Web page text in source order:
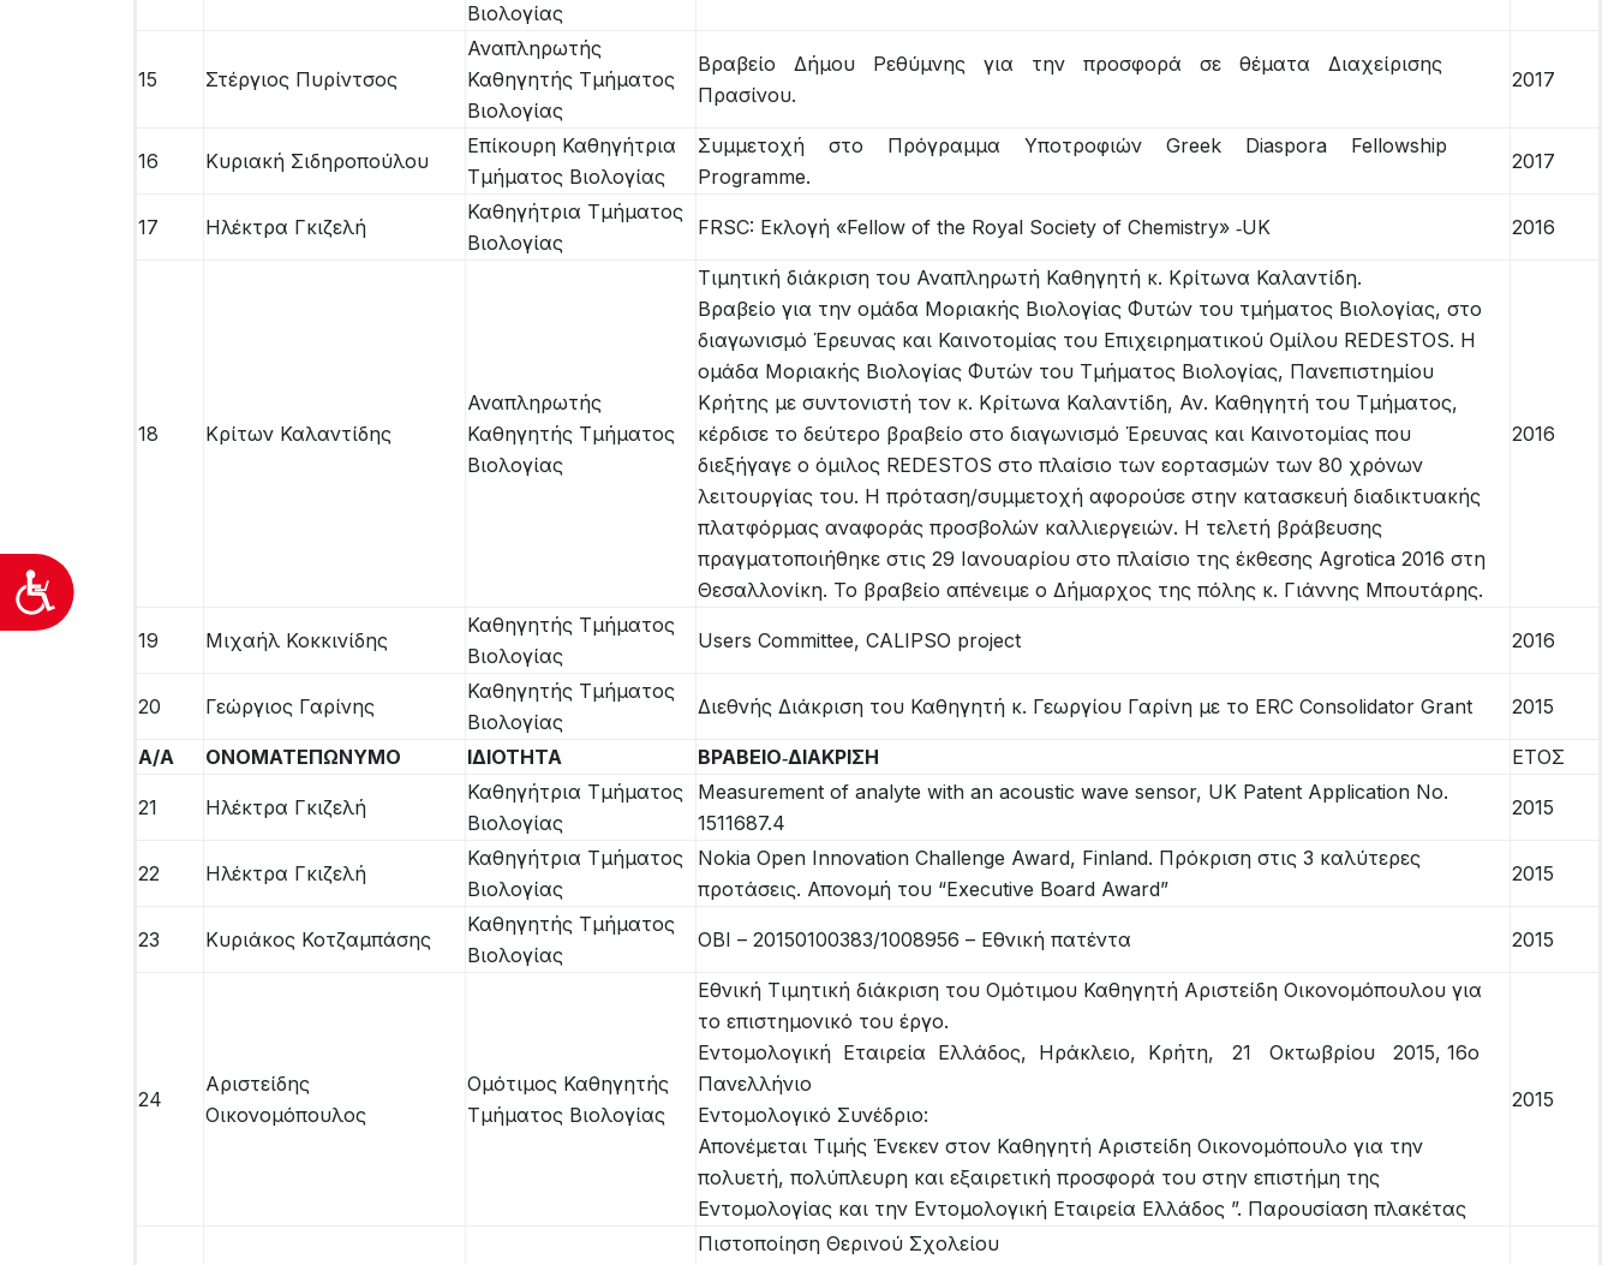
Προσιτότητα
Βιολογίας
15 Στέργιος Πυρίντσος
Αναπληρωτής
Καθηγητής Τμήματος
Βιολογίας
Βραβείο Δήμου Ρεθύμνης για την προσφορά σε θέματα Διαχείρισης
Πρασίνου.
2017
16 Κυριακή Σιδηροπούλου
Επίκουρη Καθηγήτρια
Τμήματος Βιολογίας
Συμμετοχή στο Πρόγραμμα Υποτροφιών Greek Diaspora Fellowship
Programme.
2017
17 Ηλέκτρα Γκιζελή
Καθηγήτρια Τμήματος
Βιολογίας
FRSC: Εκλογή «Fellow of the Royal Society of Chemistry» ‐UK 2016
18 Κρίτων Καλαντίδης
Αναπληρωτής
Καθηγητής Τμήματος
Βιολογίας
Τιμητική διάκριση του Αναπληρωτή Καθηγητή κ. Κρίτωνα Καλαντίδη.
Βραβείο για την ομάδα Μοριακής Βιολογίας Φυτών του τμήματος Βιολογίας, στο
διαγωνισμό Έρευνας και Καινοτομίας του Επιχειρηματικού Ομίλου REDESTOS. Η
ομάδα Μοριακής Βιολογίας Φυτών του Τμήματος Βιολογίας, Πανεπιστημίου
Κρήτης με συντονιστή τον κ. Κρίτωνα Καλαντίδη, Αν. Καθηγητή του Τμήματος,
κέρδισε το δεύτερο βραβείο στο διαγωνισμό Έρευνας και Καινοτομίας που
διεξήγαγε ο όμιλος REDESTOS στο πλαίσιο των εορτασμών των 80 χρόνων
λειτουργίας του. Η πρόταση/συμμετοχή αφορούσε στην κατασκευή διαδικτυακής
πλατφόρμας αναφοράς προσβολών καλλιεργειών. Η τελετή βράβευσης
πραγματοποιήθηκε στις 29 Ιανουαρίου στο πλαίσιο της έκθεσης Agrotica 2016 στη
Θεσαλλονίκη. Το βραβείο απένειμε ο Δήμαρχος της πόλης κ. Γιάννης Μπουτάρης.
2016
19 Μιχαήλ Κοκκινίδης
Καθηγητής Τμήματος
Βιολογίας
Users Committee, CALIPSO project 2016
20 Γεώργιος Γαρίνης
Καθηγητής Τμήματος
Βιολογίας
Διεθνής Διάκριση του Καθηγητή κ. Γεωργίου Γαρίνη με το ERC Consolidator Grant 2015
Α/Α ΟΝΟΜΑΤΕΠΩΝΥΜΟ ΙΔΙΟΤΗΤΑ ΒΡΑΒΕΙΟ‐ΔΙΑΚΡΙΣΗ ΕΤΟΣ
21 Ηλέκτρα Γκιζελή
Καθηγήτρια Τμήματος
Βιολογίας
Measurement of analyte with an acoustic wave sensor, UK Patent Application No.
1511687.4
2015
22 Ηλέκτρα Γκιζελή
Καθηγήτρια Τμήματος
Βιολογίας
Nokia Open Innovation Challenge Award, Finland. Πρόκριση στις 3 καλύτερες
προτάσεις. Απονομή του “Executive Board Award”
2015
23 Κυριάκος Κοτζαμπάσης
Καθηγητής Τμήματος
Βιολογίας
ΟΒΙ – 20150100383/1008956 – Εθνική πατέντα 2015
24
Αριστείδης
Οικονομόπουλος
Ομότιμος Καθηγητής
Τμήματος Βιολογίας
Εθνική Τιμητική διάκριση του Ομότιμου Καθηγητή Αριστείδη Οικονομόπουλου για
το επιστημονικό του έργο.
Εντομολογική Εταιρεία Ελλάδος, Ηράκλειο, Κρήτη, 21 Οκτωβρίου 2015, 16ο
Πανελλήνιο
Εντομολογικό Συνέδριο:
Απονέμεται Τιμής Ένεκεν στον Καθηγητή Αριστείδη Οικονομόπουλο για την
πολυετή, πολύπλευρη και εξαιρετική προσφορά του στην επιστήμη της
Εντομολογίας και την Εντομολογική Εταιρεία Ελλάδος ”. Παρουσίαση πλακέτας
2015
Πιστοποίηση Θερινού Σχολείου